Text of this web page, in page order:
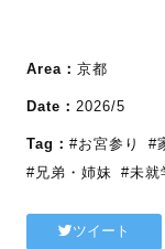
Area： 京都
Date： 2026/5
Tag： #お宮参り #
#兄弟・姉妹 #未就
ツイート